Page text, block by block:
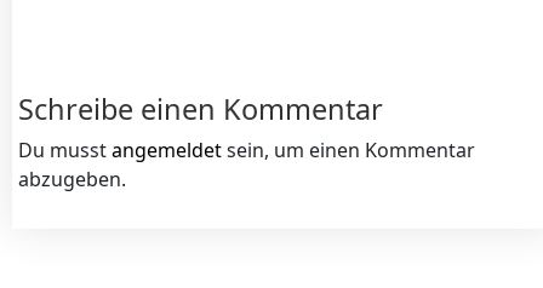
Schreibe einen Kommentar
Du musstangemeldetsein, um einen Kommentar
abzugeben.